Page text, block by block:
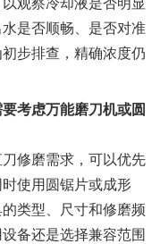
观察冷却液是否明显
是否顺畅、是否对准
步排查，精确浓度仍
考虑万能磨刀机或圆
修磨需求，可以优先
使用圆锯片或成形
类型、尺寸和修磨频
备还是选择兼容范围